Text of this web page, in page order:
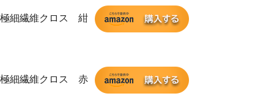
極細繊維クロス 紺
極細繊維クロス 赤